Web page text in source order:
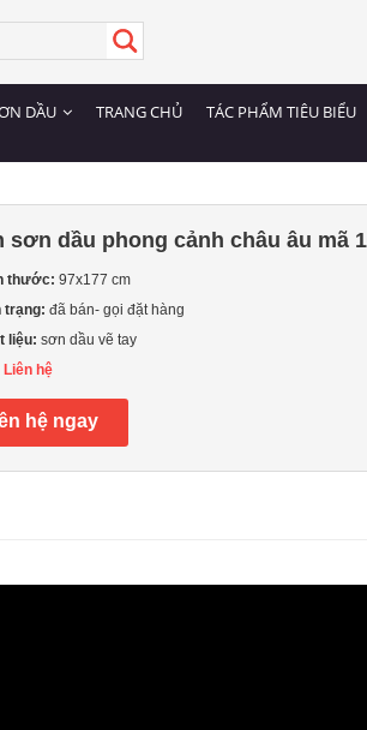
DẦU TRANG CHỦ TÁC PHẨM TIÊU BIỂU
sơn dầu phong cảnh châu âu mã
thước: 97x177 cm
trạng: đã bán- gọi đặt hàng
liệu: sơn dầu vẽ tay
Liên hệ
hệ ngay